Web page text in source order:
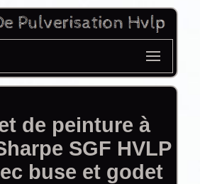
de peinture à
SGF HVLP
buse et godet